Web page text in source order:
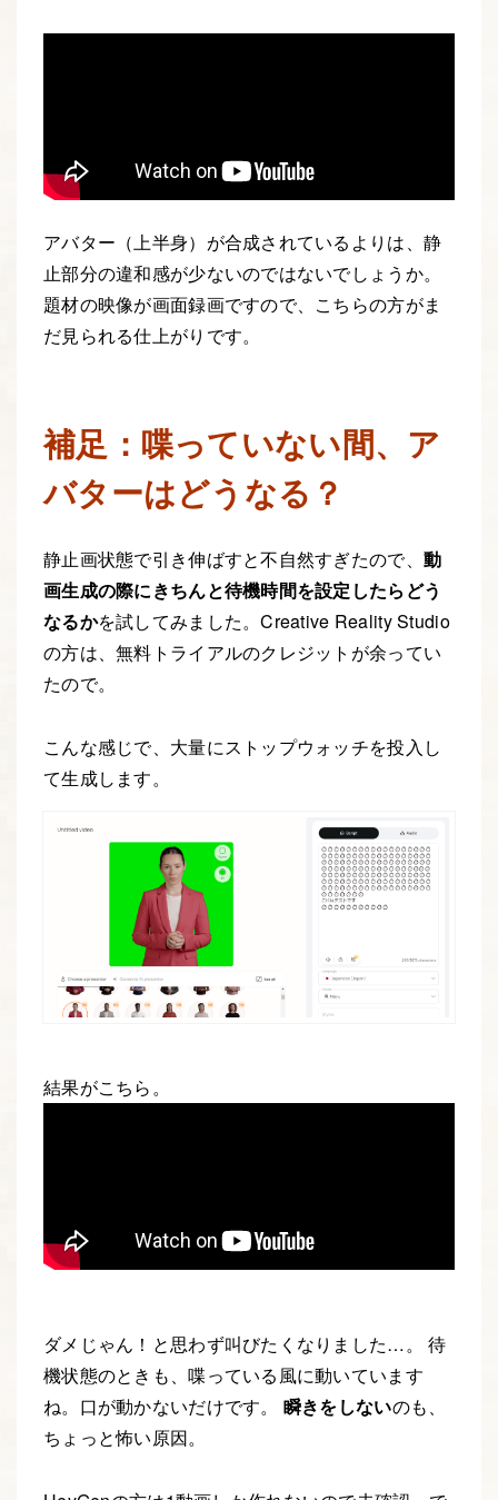
アバター（上半身）が合成されているよりは、静
止部分の違和感が少ないのではないでしょうか。
題材の映像が画面録画ですので、こちらの方がま
だ見られる仕上がりです。
補足：喋っていない間、ア
バターはどうなる？
静止画状態で引き伸ばすと不自然すぎたので、 動
画生成の際にきちんと待機時間を設定したらどう
なるかを試してみました。Creative Reality Studio
の方は、無料トライアルのクレジットが余ってい
たので。
こんな感じで、大量にストップウォッチを投入し
て生成します。
結果がこちら。
ダメじゃん！と思わず叫びたくなりました…。 待
機状態のときも、喋っている風に動いています
ね。口が動かないだけです。 瞬きをしないのも、
ちょっと怖い原因。